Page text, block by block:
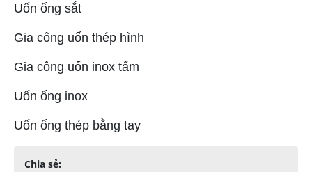
Uốn ống sắt
Gia công uốn thép hình
Gia công uốn inox tấm
Uốn ống inox
Uốn ống thép bằng tay
Chia sẻ: